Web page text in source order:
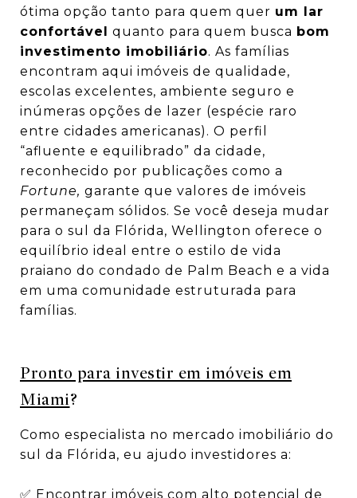
ótima opção tanto para quem quer um lar
confortável quanto para quem busca bom
investimento imobiliário. As famílias
encontram aqui imóveis de qualidade,
escolas excelentes, ambiente seguro e
inúmeras opções de lazer (espécie raro
entre cidades americanas). O perfil
“afluente e equilibrado” da cidade,
reconhecido por publicações como a
Fortune, garante que valores de imóveis
permaneçam sólidos. Se você deseja mudar
para o sul da Flórida, Wellington oferece o
equilíbrio ideal entre o estilo de vida
praiano do condado de Palm Beach e a vida
em uma comunidade estruturada para
famílias.
Pronto para investir em imóveis em
Miami?
Como especialista no mercado imobiliário do
sul da Flórida, eu ajudo investidores a:
✅ Encontrar imóveis com alto potencial de